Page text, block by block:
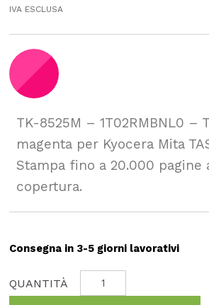
IVA ESCLUSA
TK-8525M – 1T02RMBNL0 –
magenta per Kyocera Mita
Stampa fino a 20.000 pagine
copertura.
Consegna in 3-5 giorni lavorativi